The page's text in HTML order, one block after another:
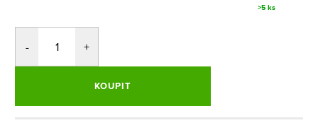
>5 ks
KOUPIT